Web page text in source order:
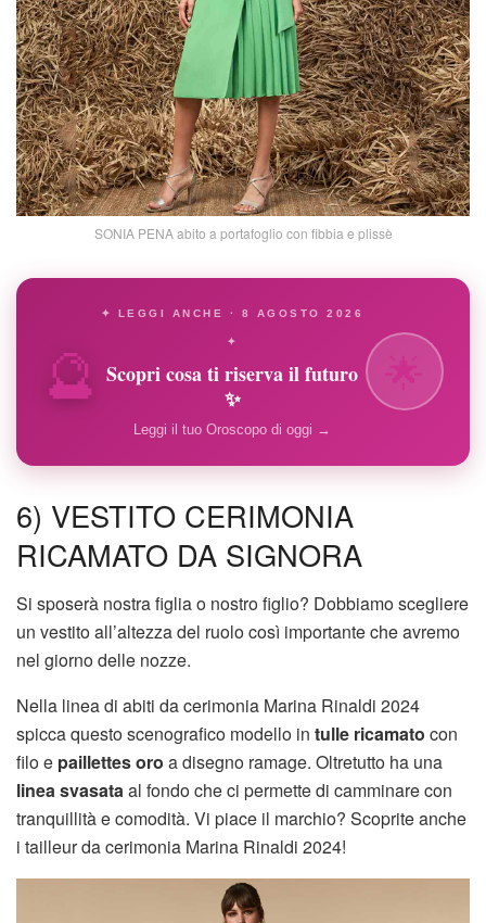
SONIA PENA abito a portafoglio con fibbia e plissè
🔮
✦ LEGGI ANCHE · 8 AGOSTO 2026
✦
Scopri cosa ti riserva il futuro
✨
Leggi il tuo Oroscopo di oggi →
6) VESTITO CERIMONIA
RICAMATO DA SIGNORA
Si sposerà nostra figlia o nostro figlio? Dobbiamo scegliere
un vestito all’altezza del ruolo così importante che avremo
nel giorno delle nozze.
Nella linea di abiti da cerimonia Marina Rinaldi 2024
spicca questo scenografico modello in tulle ricamato con
filo e paillettes oro a disegno ramage. Oltretutto ha una
linea svasata al fondo che ci permette di camminare con
tranquillità e comodità. Vi piace il marchio? Scoprite anche
i tailleur da cerimonia Marina Rinaldi 2024!